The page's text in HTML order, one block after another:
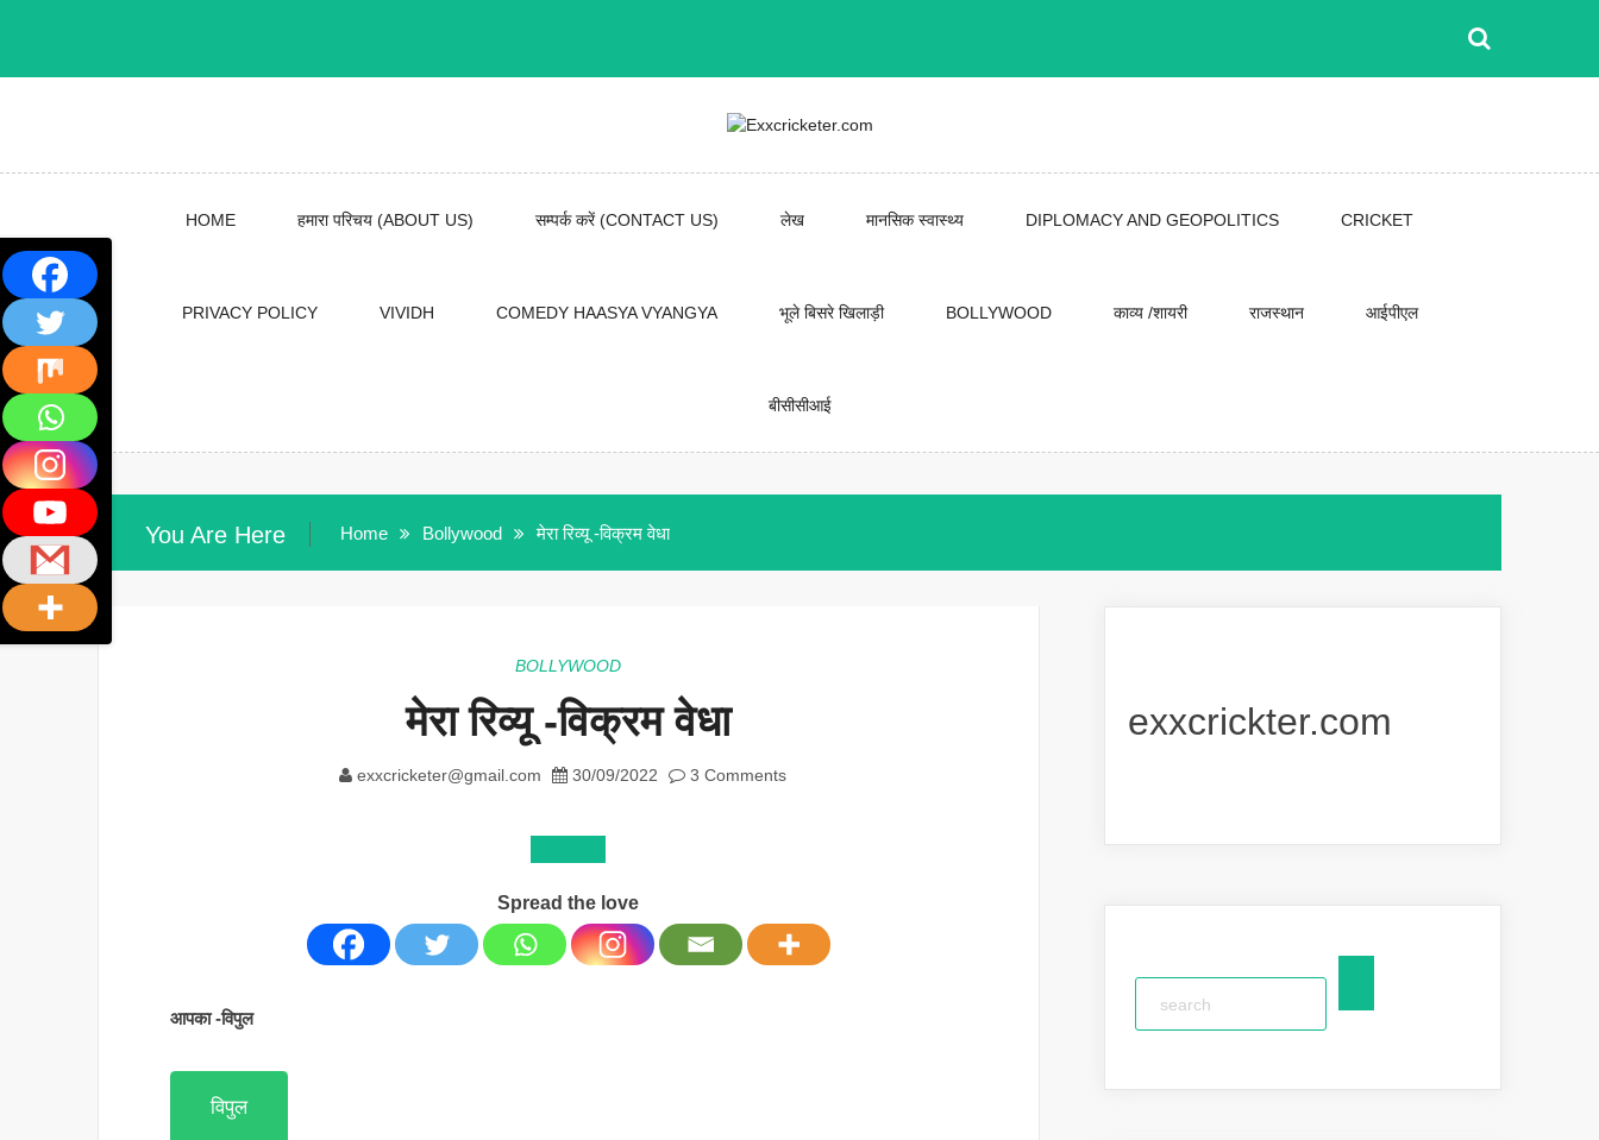
HOME हमारा परिचय (ABOUT US) सम्पर्क करें (CONTACT US) लेख मानसिक स्वास्थ्य DIPLOMACY AND GEOPOLITICS CRICKET
PRIVACY POLICY VIVIDH COMEDY HAASYA VYANGYA भूले बिसरे खिलाड़ी BOLLYWOOD काव्य /शायरी राजस्थान आईपीएल
बीसीसीआई
You Are Here Home Bollywood मेरा रिव्यू -विक्रम वेधा
BOLLYWOOD
मेरा रिव्यू -विक्रम वेधा
exxcricketer@gmail.com 30/09/2022 3 Comments
Spread the love
आपका -विपुल
विपुल
exxcrickter.com